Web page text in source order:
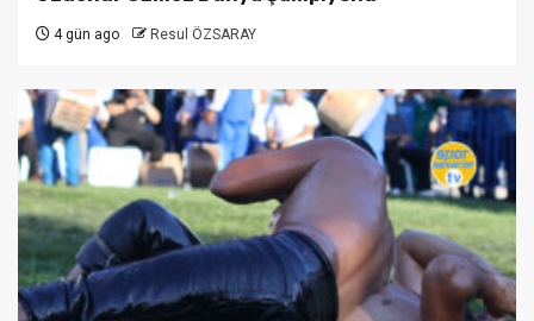
4 gün ago Resul ÖZSARAY